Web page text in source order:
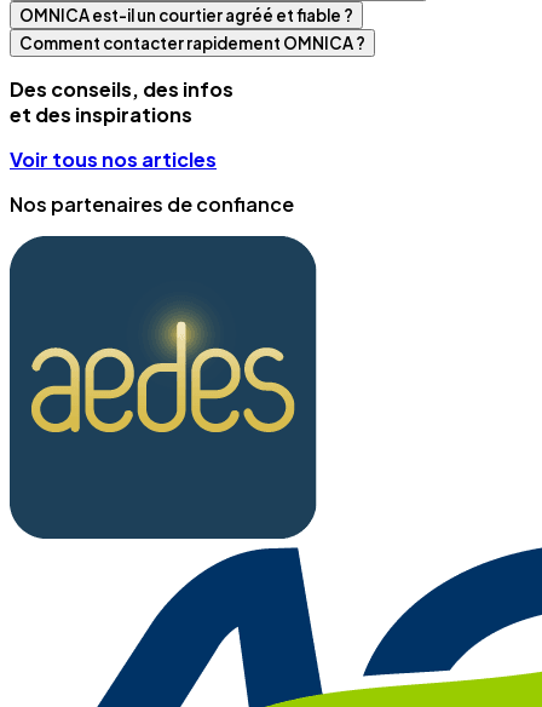
OMNICA est-il un courtier agréé et fiable ?
Comment contacter rapidement OMNICA ?
Des conseils, des infos
et des inspirations
Voir tous nos articles
Nos partenaires de confiance